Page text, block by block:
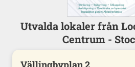
Utvalda lokaler från
Centrum -
Vällingbyplan 2